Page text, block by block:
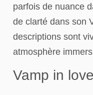
parfois de nuance
de clarté dans son
descriptions sont
atmosphère
Vamp in